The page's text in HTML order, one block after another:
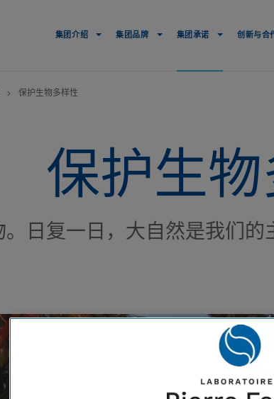
principale
集团介绍 集团品牌 集团承诺 创新与合
保护生物多样性
保护生
日复一日，大自然是我们的